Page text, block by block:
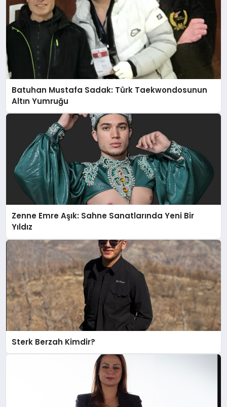
Batuhan Mustafa Sadak: Türk Taekwondosunun
Altın Yumruğu
Zenne Emre Aşık: Sahne Sanatlarında Yeni Bir
Yıldız
Sterk Berzah Kimdir?